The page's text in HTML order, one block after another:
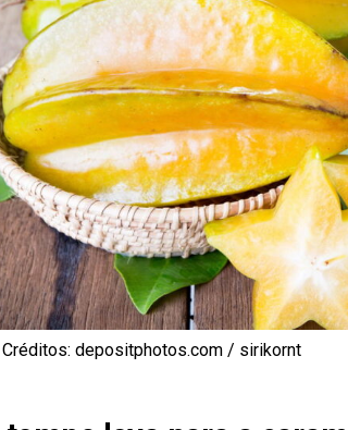
Créditos: depositphotos.com / sirikornt